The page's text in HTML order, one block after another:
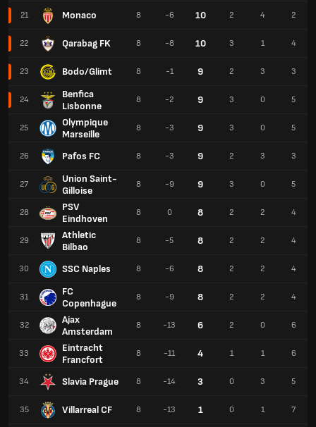
21 Monaco
22 Qarabag FK
23 Bodo/Glimt
24
Benfica
Lisbonne
25
Olympique
Marseille
26 Pafos FC
27
Union Saint-
Gilloise
28
PSV
Eindhoven
29
Athletic
Bilbao
30 SSC Naples
31
FC
Copenhague
32
Ajax
Amsterdam
33
Eintracht
Francfort
34 Slavia Prague
35 Villarreal CF
8 -6 10 2 4 2
8 -8 10 3 1 4
8 -1 9 2 3 3
8 -2 9 3 0 5
8 -3 9 3 0 5
8 -3 9 2 3 3
8 -9 9 3 0 5
8 0 8 2 2 4
8 -5 8 2 2 4
8 -6 8 2 2 4
8 -9 8 2 2 4
8 -13 6 2 0 6
8 -11 4 1 1 6
8 -14 3 0 3 5
8 -13 1 0 1 7